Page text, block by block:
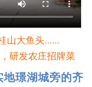
山大鱼头......
研发农庄招牌菜
璟湖城旁的齐